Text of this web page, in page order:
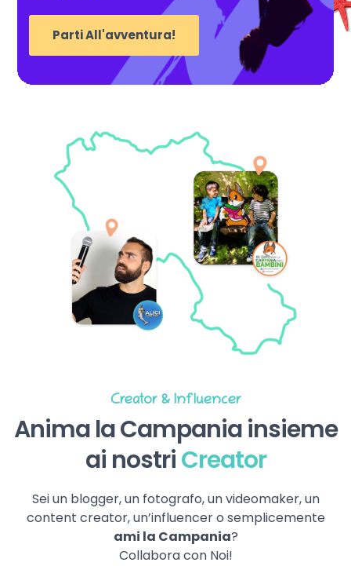
Parti All'avventura!
Creator & Influencer
Anima la Campania insieme
ai nostriCreator
Sei un blogger, un fotografo, un videomaker, un
content creator, un’influencer o semplicemente
ami la Campania?
Collabora con Noi!